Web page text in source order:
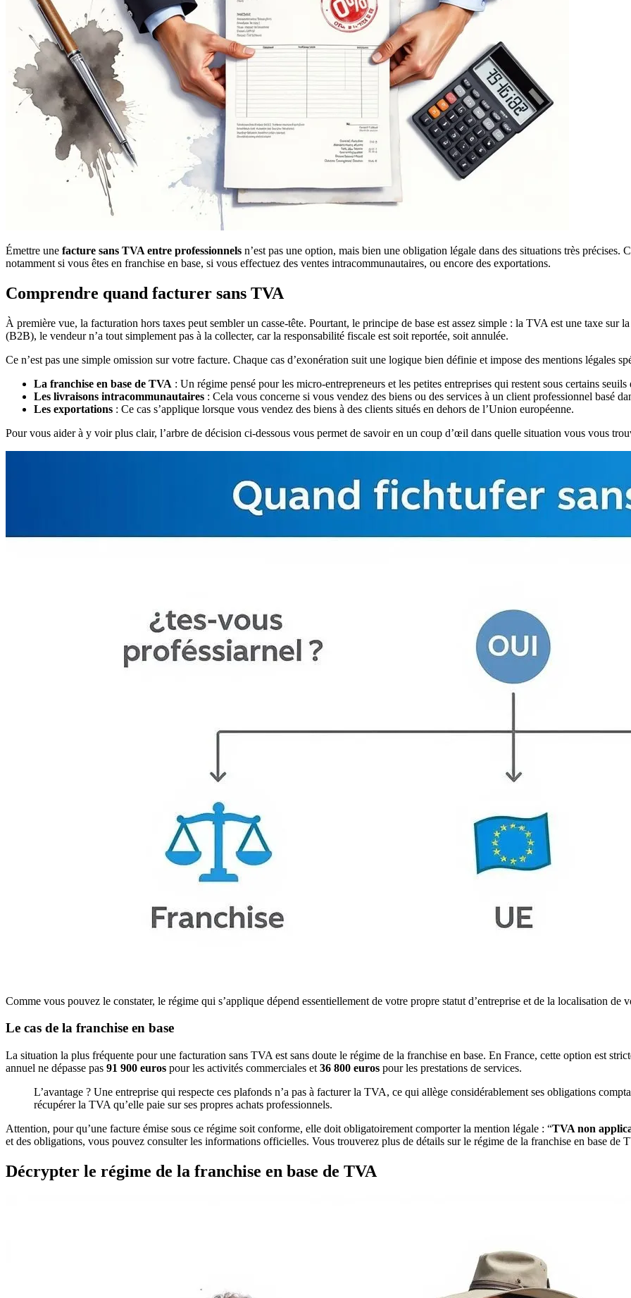
Émettre une facture sans TVA entre professionnels n’est pas une option, mais bien une obligation légale dans des situations très précises.
notamment si vous êtes en franchise en base, si vous effectuez des ventes intracommunautaires, ou encore des exportations.
Comprendre quand facturer sans TVA
À première vue, la facturation hors taxes peut sembler un casse-tête. Pourtant, le principe de base est assez simple : la TVA est une taxe sur
(B2B), le vendeur n’a tout simplement pas à la collecter, car la responsabilité fiscale est soit reportée, soit annulée.
Ce n’est pas une simple omission sur votre facture. Chaque cas d’exonération suit une logique bien définie et impose des mentions légales
La franchise en base de TVA : Un régime pensé pour les micro-entrepreneurs et les petites entreprises qui restent sous certains
Les livraisons intracommunautaires : Cela vous concerne si vous vendez des biens ou des services à un client professionnel basé
Les exportations : Ce cas s’applique lorsque vous vendez des biens à des clients situés en dehors de l’Union européenne.
Pour vous aider à y voir plus clair, l’arbre de décision ci-dessous vous permet de savoir en un coup d’œil dans quelle situation vous vous
Comme vous pouvez le constater, le régime qui s’applique dépend essentiellement de votre propre statut d’entreprise et de la localisation de
Le cas de la franchise en base
La situation la plus fréquente pour une facturation sans TVA est sans doute le régime de la franchise en base. En France, cette option est
annuel ne dépasse pas 91 900 euros pour les activités commerciales et 36 800 euros pour les prestations de services.
L’avantage ? Une entreprise qui respecte ces plafonds n’a pas à facturer la TVA, ce qui allège considérablement ses obligations
récupérer la TVA qu’elle paie sur ses propres achats professionnels.
Attention, pour qu’une facture émise sous ce régime soit conforme, elle doit obligatoirement comporter la mention légale : “TVA non
et des obligations, vous pouvez consulter les informations officielles. Vous trouverez plus de détails sur le régime de la franchise en base de
Décrypter le régime de la franchise en base de TVA